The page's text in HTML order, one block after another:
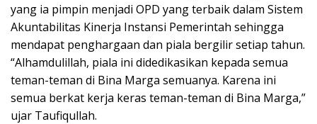
yang ia pimpin menjadi OPD yang terbaik dalam Sistem
Akuntabilitas Kinerja Instansi Pemerintah sehingga
mendapat penghargaan dan piala bergilir setiap tahun.
“Alhamdulillah, piala ini didedikasikan kepada semua
teman-teman di Bina Marga semuanya. Karena ini
semua berkat kerja keras teman-teman di Bina Marga,”
ujar Taufiqullah.